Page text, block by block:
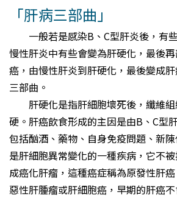
「肝病三部曲」
一般若是感染B、C型肝炎後，有些
慢性肝炎中有些會變為肝硬化，最後
癌，由慢性肝炎到肝硬化，最後變成
三部曲。
肝硬化是指肝細胞壞死後，纖維組
硬。肝癌飲食形成的主因是由B、C型
包括酗酒、藥物、自身免疫問題、新
是肝細胞異常變化的一種疾病，它不
成癌化肝瘤，這種癌症稱為原發性肝
惡性肝腫瘤或肝細胞癌，早期的肝癌